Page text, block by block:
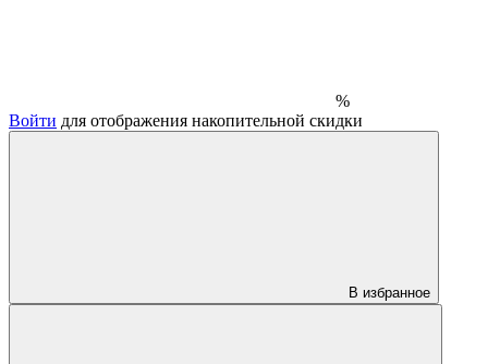
%
Войти для отображения накопительной скидки
В избранное